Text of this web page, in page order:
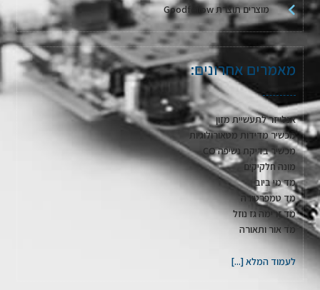
מוצרים תוצרת Goodfellow
מאמרים אחרונים:
אנלייזר לתעשיית מזון
מכשיר מדידות מטאורולוגיות
מכשיר בדיקת נשיפה CO
מונה חלקיקים
מד מי ביוב
מד טמפרטורה
מד זרימה גז נוזל
מד אור ותאורה
לעמוד המלא [...]